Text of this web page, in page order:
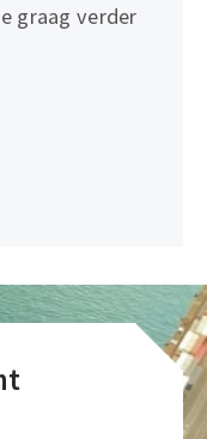
graag verder